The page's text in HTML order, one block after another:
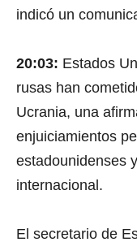
m
%
indicó un
20:03: Estados
rusas han
Ucrania, una
enjuiciamientos
estadounidenses
internacional.
El secretario de